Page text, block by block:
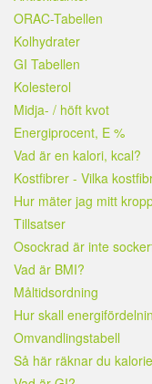
ORAC-Tabellen
Kolhydrater
GI Tabellen
Kolesterol
Midja- / höft kvot
Energiprocent, E %
Vad är en kalori, kcal?
Kostfibrer - Vilka
Hur mäter jag mitt
Tillsatser
Osockrad är inte
Vad är BMI?
Måltidsordning
Hur skall
Omvandlingstabell
Så här räknar du